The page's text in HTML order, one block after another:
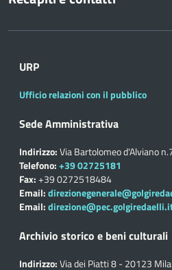
URP
Ufficio relazioni con il pubblico
Sede Amministrativa
Indirizzo:Via Bartolomeo d'Alviano
Telefono:+39 02725181
Fax:+39 0272518484
Email:
Email:
Archivio storico e beni culturali
Indirizzo:Via dei Piatti 8 - 20123